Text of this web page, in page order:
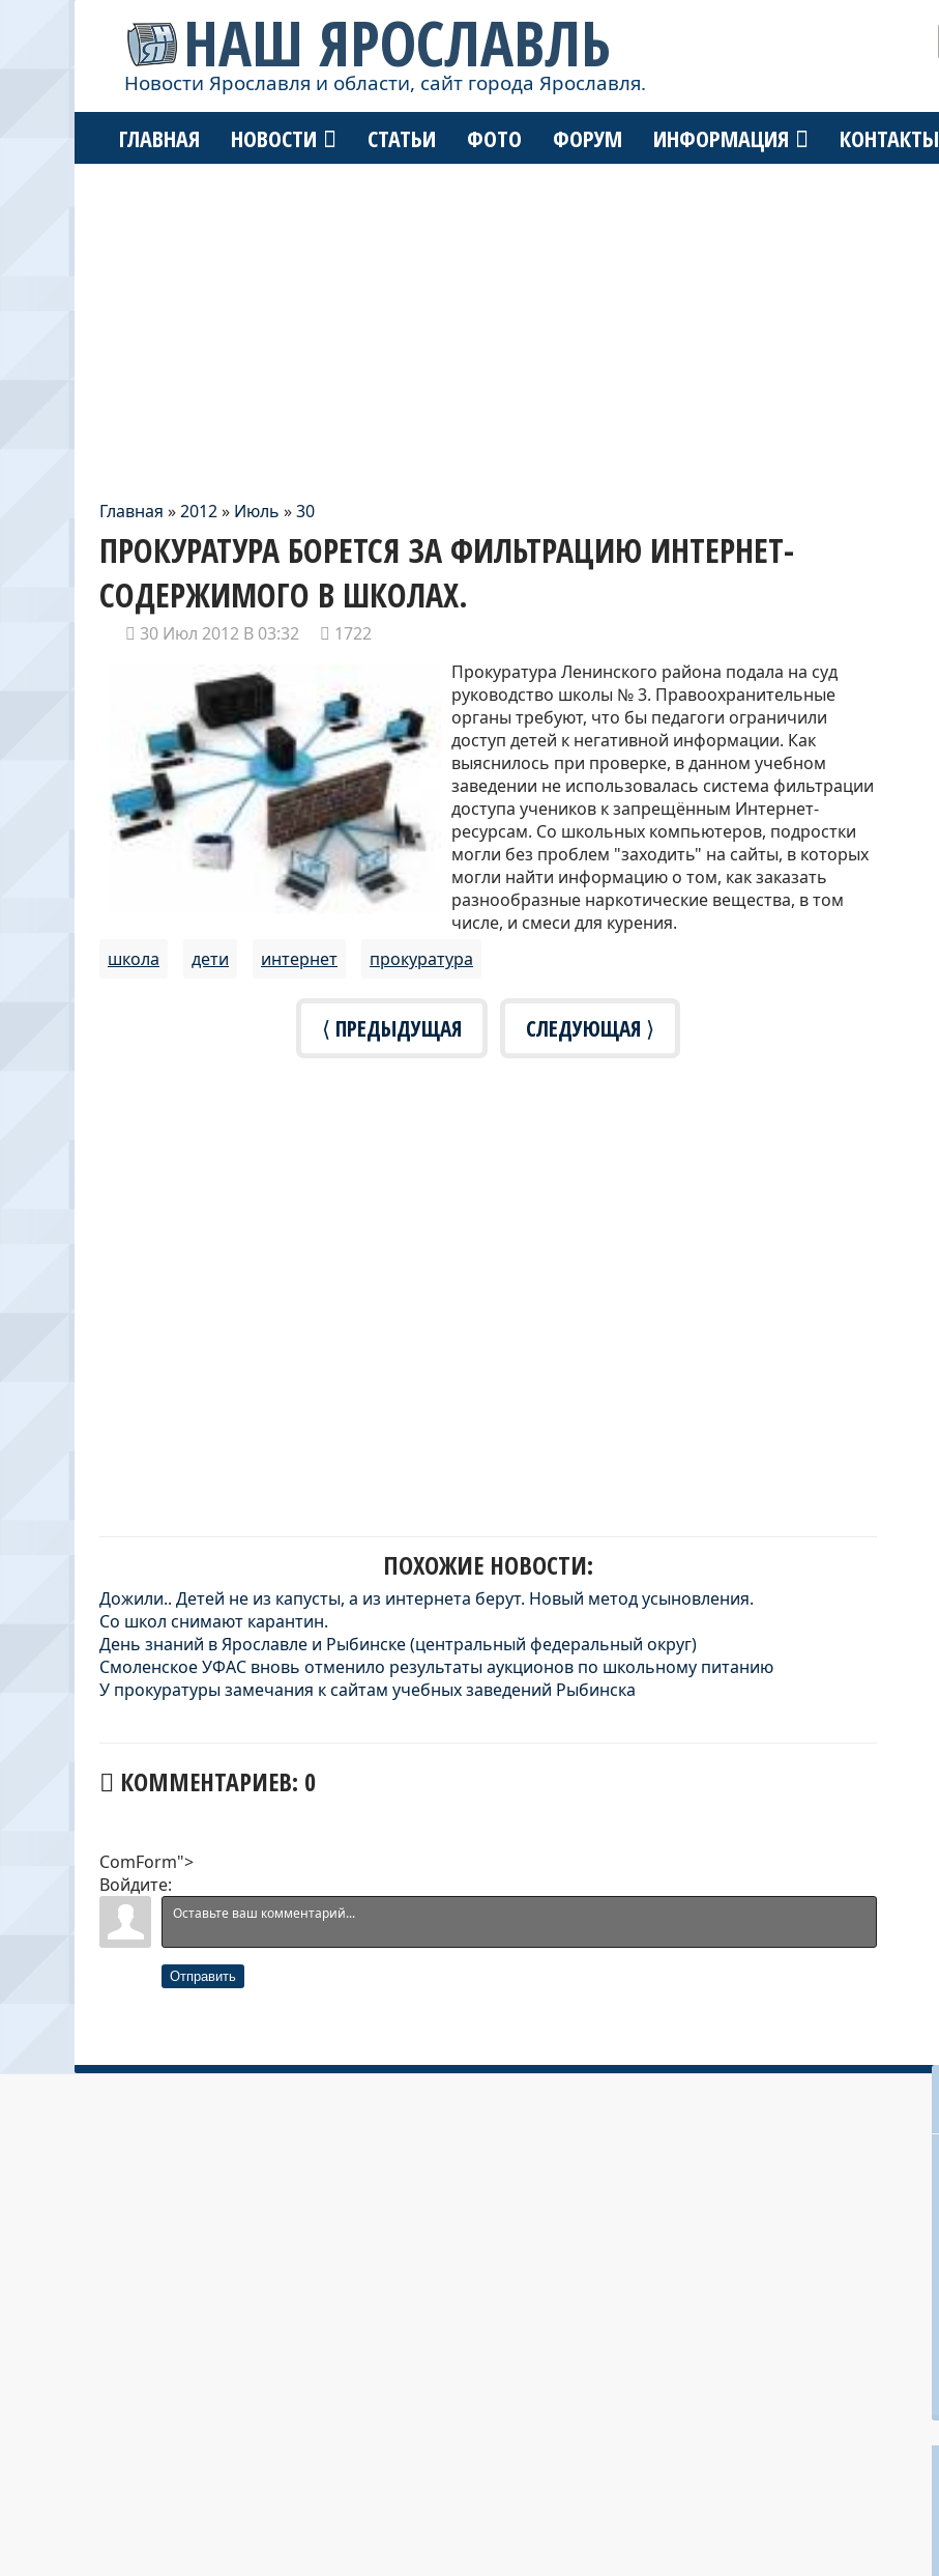
НАШ ЯРОСЛАВЛЬ
Новости Ярославля и области, сайт города Ярославля.
ГЛАВНАЯ НОВОСТИ СТАТЬИ ФОТО ФОРУМ ИНФОРМАЦИЯ КОНТАКТЫ
Главная »2012» Июль »30
ПРОКУРАТУРА БОРЕТСЯ ЗА ФИЛЬТРАЦИЮ ИНТЕРНЕТ-
СОДЕРЖИМОГО В ШКОЛАХ.
30 Июл 2012 В 03:32
1722
Прокуратура Ленинского района подала на суд
руководство школы № 3. Правоохранительные
органы требуют, что бы педагоги ограничили
доступ детей к негативной информации. Как
выяснилось при проверке, в данном учебном
заведении не использовалась система фильтрации
доступа учеников к запрещённым Интернет-
ресурсам. Со школьных компьютеров, подростки
могли без проблем "заходить" на сайты, в которых
могли найти информацию о том, как заказать
разнообразные наркотические вещества, в том
числе, и смеси для курения.
школа
дети интернет прокуратура
⟨ ПРЕДЫДУЩАЯ СЛЕДУЮЩАЯ ⟩
ПОХОЖИЕ НОВОСТИ:
Дожили.. Детей не из капусты, а из интернета берут. Новый метод усыновления.
Со школ снимают карантин.
День знаний в Ярославле и Рыбинске (центральный федеральный округ)
Смоленское УФАС вновь отменило результаты аукционов по школьному питанию
У прокуратуры замечания к сайтам учебных заведений Рыбинска
КОММЕНТАРИЕВ: 0
ComForm">
Войдите:
Отправить